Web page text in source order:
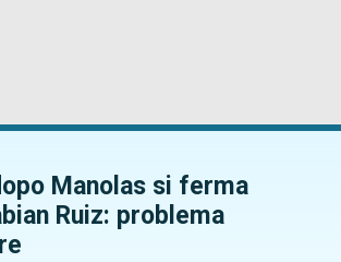
Manolas si ferma
Ruiz: problema